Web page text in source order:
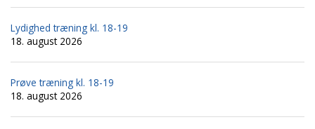
Lydighed træning kl. 18-19
18. august 2026
Prøve træning kl. 18-19
18. august 2026